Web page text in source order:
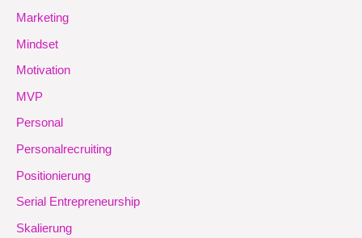
Marketing
Mindset
Motivation
MVP
Personal
Personalrecruiting
Positionierung
Serial Entrepreneurship
Skalierung